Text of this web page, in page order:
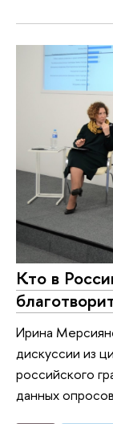
Кто в
Ирина
дискуссии из
российского
данных